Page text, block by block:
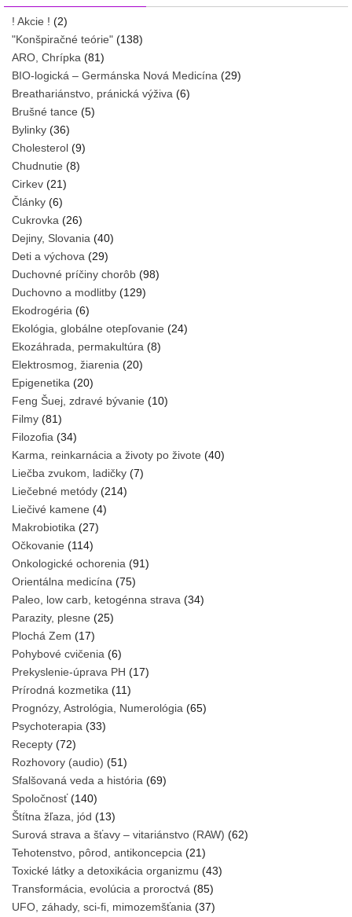
! Akcie ! (2)
"Konšpiračné teórie" (138)
ARO, Chrípka (81)
BIO-logická – Germánska Nová Medicína (29)
Breathariánstvo, pránická výživa (6)
Brušné tance (5)
Bylinky (36)
Cholesterol (9)
Chudnutie (8)
Cirkev (21)
Články (6)
Cukrovka (26)
Dejiny, Slovania (40)
Deti a výchova (29)
Duchovné príčiny chorôb (98)
Duchovno a modlitby (129)
Ekodrogéria (6)
Ekológia, globálne otepľovanie (24)
Ekozáhrada, permakultúra (8)
Elektrosmog, žiarenia (20)
Epigenetika (20)
Feng Šuej, zdravé bývanie (10)
Filmy (81)
Filozofia (34)
Karma, reinkarnácia a životy po živote (40)
Liečba zvukom, ladičky (7)
Liečebné metódy (214)
Liečivé kamene (4)
Makrobiotika (27)
Očkovanie (114)
Onkologické ochorenia (91)
Orientálna medicína (75)
Paleo, low carb, ketogénna strava (34)
Parazity, plesne (25)
Plochá Zem (17)
Pohybové cvičenia (6)
Prekyslenie-úprava PH (17)
Prírodná kozmetika (11)
Prognózy, Astrológia, Numerológia (65)
Psychoterapia (33)
Recepty (72)
Rozhovory (audio) (51)
Sfalšovaná veda a história (69)
Spoločnosť(140)
Štítna žľaza, jód (13)
Surová strava a šťavy – vitariánstvo (RAW) (62)
Tehotenstvo, pôrod, antikoncepcia (21)
Toxické látky a detoxikácia organizmu (43)
Transformácia, evolúcia a proroctvá (85)
UFO, záhady, sci-fi, mimozemšťania (37)